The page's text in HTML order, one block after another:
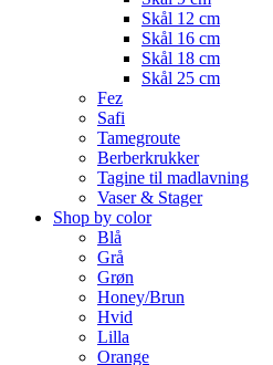
Skål 12 cm
Skål 16 cm
Skål 18 cm
Skål 25 cm
Fez
Safi
Tamegroute
Berberkrukker
Tagine til madlavning
Vaser & Stager
Shop by color
Blå
Grå
Grøn
Honey/Brun
Hvid
Lilla
Orange